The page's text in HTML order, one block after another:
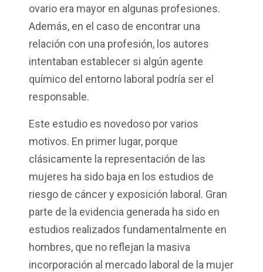
ovario era mayor en algunas profesiones.
Además, en el caso de encontrar una
relación con una profesión, los autores
intentaban establecer si algún agente
químico del entorno laboral podría ser el
responsable.
Este estudio es novedoso por varios
motivos. En primer lugar, porque
clásicamente la representación de las
mujeres ha sido baja en los estudios de
riesgo de cáncer y exposición laboral. Gran
parte de la evidencia generada ha sido en
estudios realizados fundamentalmente en
hombres, que no reflejan la masiva
incorporación al mercado laboral de la mujer